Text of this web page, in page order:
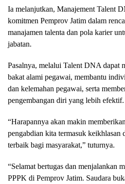
Ia melanjutkan, Manajement Talent
komitmen Pemprov Jatim dalam
manajamen talenta dan pola karier
jabatan.
Pasalnya, melalui Talent DNA dapat
bakat alami pegawai, membantu
dan kelemahan pegawai, serta
pengembangan diri yang lebih efektif.
“Harapannya akan makin
pengabdian kita termasuk keikhlasan
terbaik bagi masyarakat,” tuturnya.
“Selamat bertugas dan menjalankan
PPPK di Pemprov Jatim. Saudara